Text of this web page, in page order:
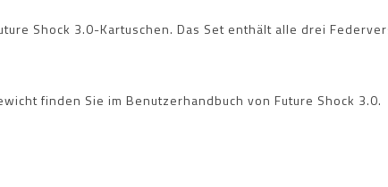
Shock 3.0-Kartuschen. Das Set enthält alle drei
finden Sie im Benutzerhandbuch von Future Shock 3.0.